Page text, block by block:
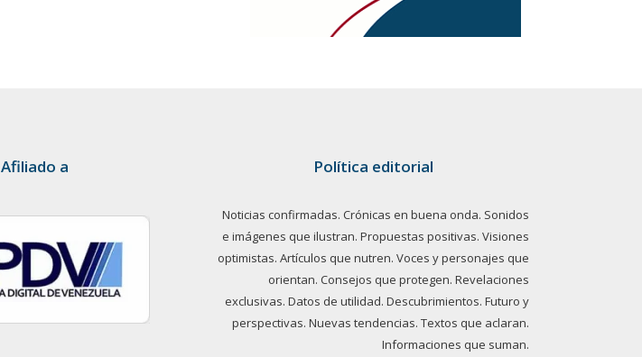
Afiliado a Política editorial
Noticias confirmadas. Crónicas en buena onda. Sonidos
e imágenes que ilustran. Propuestas positivas. Visiones
optimistas. Artículos que nutren. Voces y personajes que
orientan. Consejos que protegen. Revelaciones
exclusivas. Datos de utilidad. Descubrimientos. Futuro y
perspectivas. Nuevas tendencias. Textos que aclaran.
Informaciones que suman.